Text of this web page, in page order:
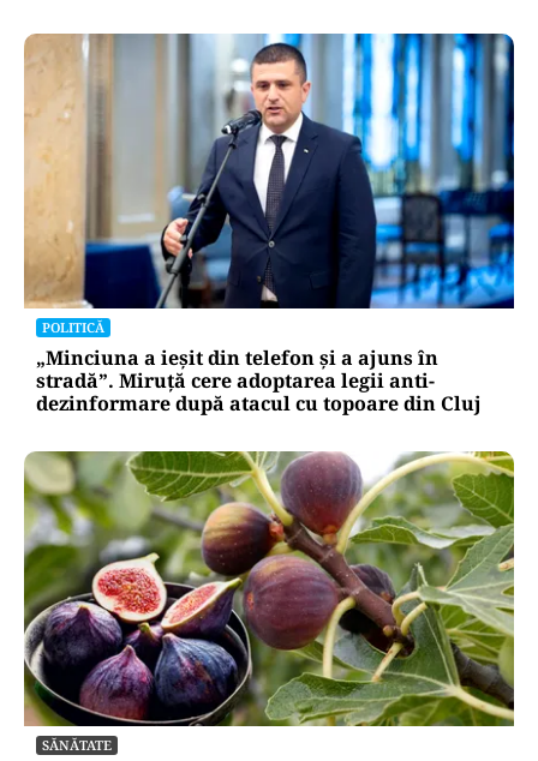
POLITICĂ
„Minciuna a ieșit din telefon și a ajuns în
stradă”. Miruță cere adoptarea legii anti-
dezinformare după atacul cu topoare din Cluj
SĂNĂTATE